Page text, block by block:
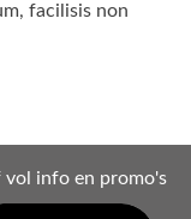
facilisis non
info en promo's